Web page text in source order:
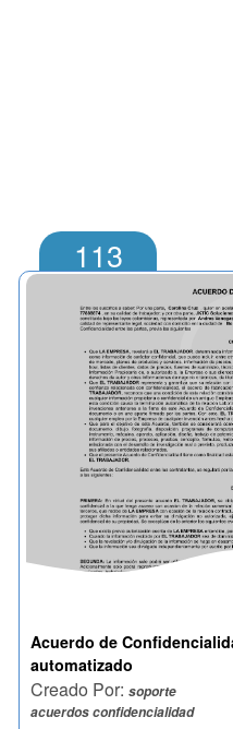
113
Acuerdo de
automatizado
Creado Por:soporte
acuerdos confidencialidad